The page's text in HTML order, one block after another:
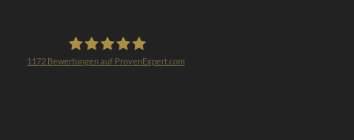
1172Bewertungen auf ProvenExpert.com